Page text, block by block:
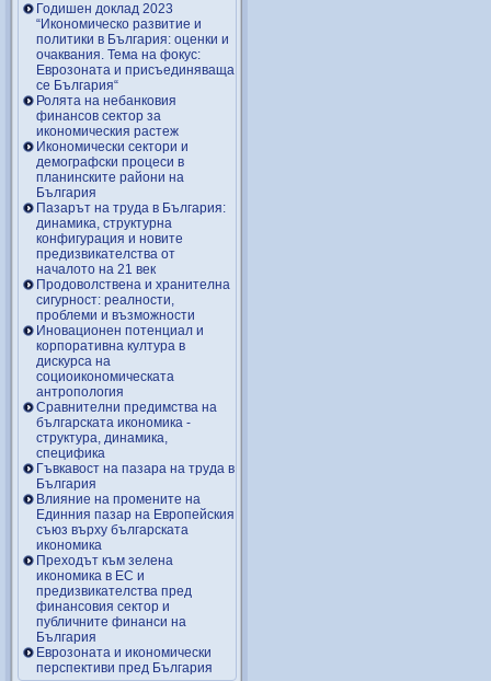
Годишен доклад 2023
“Икономическо развитие и
политики в България: оценки и
очаквания. Тема на фокус:
Еврозоната и присъединяваща
се България“
Ролята на небанковия
финансов сектор за
икономическия растеж
Икономически сектори и
демографски процеси в
планинските райони на
България
Пазарът на труда в България:
динамика, структурна
конфигурация и новите
предизвикателства от
началото на 21 век
Продоволствена и хранителна
сигурност: реалности,
проблеми и възможности
Иновационен потенциал и
корпоративна култура в
дискурса на
социоикономическата
антропология
Сравнителни предимства на
българската икономика -
структура, динамика,
специфика
Гъвкавост на пазара на труда в
България
Влияние на промените на
Единния пазар на Европейския
съюз върху българската
икономика
Преходът към зелена
икономика в ЕС и
предизвикателства пред
финансовия сектор и
публичните финанси на
България
Еврозоната и икономически
перспективи пред България